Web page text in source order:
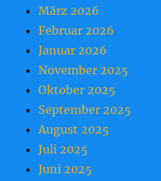
März 2026
Februar 2026
Januar 2026
November 2025
Oktober 2025
September 2025
August 2025
Juli 2025
Juni 2025